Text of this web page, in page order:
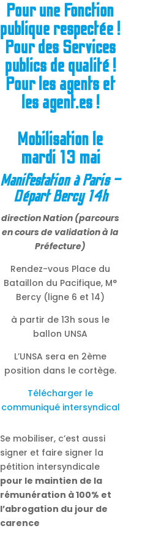
Pour une Fonction
publique respectée !
Pour des Services
publics de qualité !
Pour les agents et
les agent.es !
Mobilisation le
mardi 13 mai
Manifestation à Paris –
Départ Bercy 14h
direction Nation (parcours
en cours de validation à la
Préfecture)
Rendez-vous Place du
Bataillon du Pacifique, M°
Bercy (ligne 6 et 14)
à partir de 13h sous le
ballon UNSA
L’UNSA sera en 2ème
position dans le cortège.
Télécharger le
communiqué intersyndical
Se mobiliser, c’est aussi
signer et faire signer la
pétition intersyndicale
pour le maintien de la
rémunération à 100% et
l’abrogation du jour de
carence